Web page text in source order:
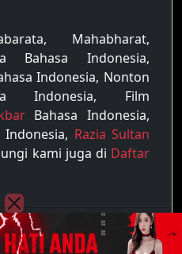
Mahabharat,
Bahasa Indonesia,
Indonesia, Nonton
Indonesia, Film
Bahasa Indonesia,
Indonesia, Razia Sultan
kami juga di Daftar
Raja Film
| All rights